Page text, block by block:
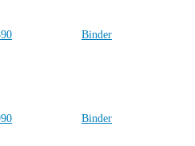
Binder
Binder